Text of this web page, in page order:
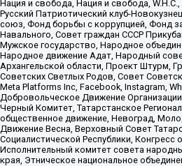
Нация и свобода, Нация и свобода,
Русский Патриотический клуб-
союз, Фонд борьбы с коррупцией, Фонд
Навального, Совет граждан СССР
Мужское государство, Народное
Народное движение Адат, Народный
Архангельской области, Проект Штурм,
Советских Светлых Родов, Совет
Meta Platforms Inc, Facebook, Instagram,
Добровольческое Движение Организации
Черный Комитет, Татарстанское
общественное движение, Невоград,
Движение Весна, Верховный Совет
Социалистической Республики, Конгресс
Исполнительный комитет совета
края, Этническое национальное